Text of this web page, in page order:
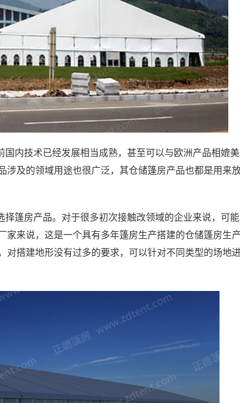
内技术已经发展相当成熟，甚至可以与欧洲产品相媲
及的领域用途也很广泛，其仓储篷房产品也都是用来
篷房产品。对于很多初次接触改领域的企业来说，可
来说，这是一个具有多年篷房生产搭建的仓储篷房生产
搭建地形没有过多的要求，可以针对不同类型的场地